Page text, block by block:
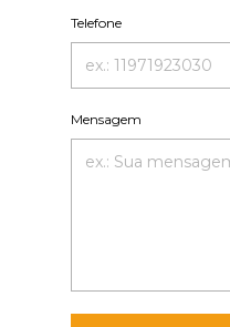
Telefone
Mensagem